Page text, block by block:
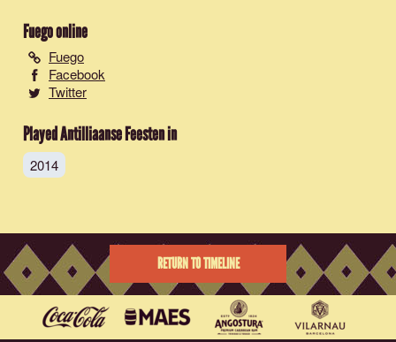
Fuegoonline
Fuego
Facebook
Twitter
Played Antilliaanse Feesten in
2014
RETURN TO TIMELINE